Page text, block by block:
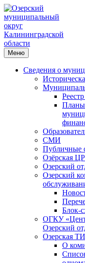
Меню
Сведения о
Планы
СМИ
Публичные
Озёрская
Озерский
Озерский
Блок-
ОГКУ
Озерский
Озерская
О